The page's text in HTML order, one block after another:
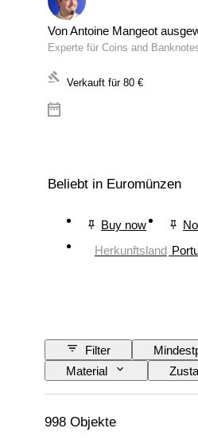
Von Antoine Mangeot
Experte für Coins and
Verkauft für 80 €
Beliebt in Euromünzen
Buy now
Herkunftsland
Filter
Material
998 Objekte